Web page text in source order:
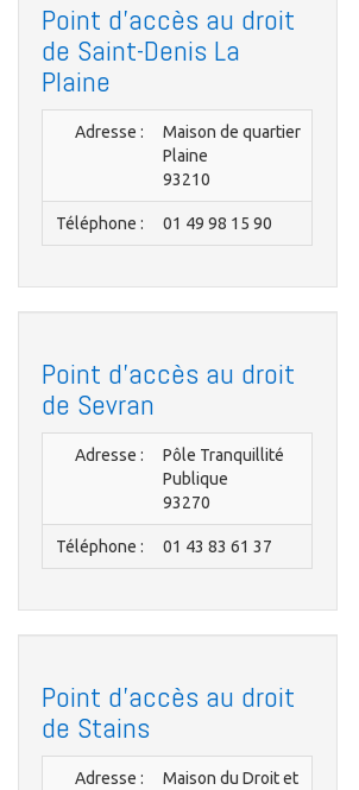
Point d'accès au droit
de Saint-Denis La
Plaine
Adresse :
Maison de quartier
Plaine
93210
Téléphone : 01 49 98 15 90
Point d'accès au droit
de Sevran
Adresse :
Pôle Tranquillité
Publique
93270
Téléphone : 01 43 83 61 37
Point d'accès au droit
de Stains
Adresse :
Maison du Droit et